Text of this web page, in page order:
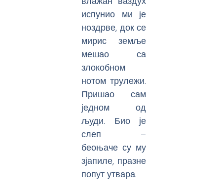
испунио ми је
ноздрве, док се
мирис земље
мешао са
злокобном
нотом трулежи.
Пришао сам
једном од
људи. Био је
слеп –
беоњаче су му
зјапиле, празне
попут утвара.